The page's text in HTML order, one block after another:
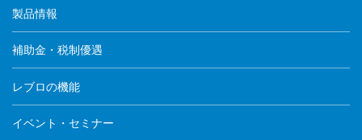
製品情報
補助金・税制優遇
レブロの機能
イベント・セミナー